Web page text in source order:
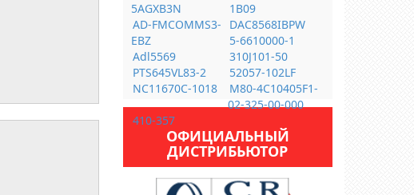
5AGXB3N
1B09
AD-FMCOMMS3-
EBZ
DAC8568IBPW
5-6610000-1
Adl5569
310J101-50
PTS645VL83-2
52057-102LF
NC11670C-1018
M80-4C10405F1-
02-325-00-000
410-357
ОФИЦИАЛЬНЫЙ
ДИСТРИБЬЮТОР